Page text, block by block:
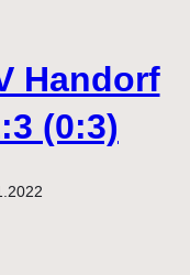
Handorf
(0:3)